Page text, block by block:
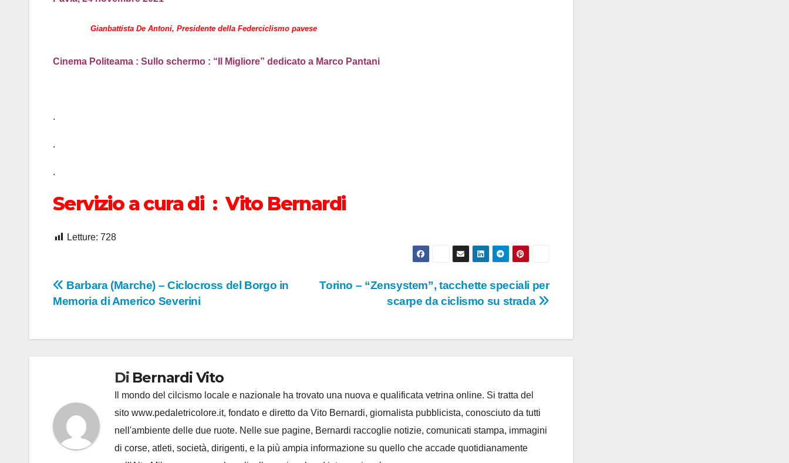
Gianbattista De Antoni, Presidente della Federciclismo pavese
Cinema Politeama : Sullo schermo : “Il Migliore” dedicato a Marco Pantani
.
.
.
Servizio a cura di : Vito Bernardi
Letture: 728
Navigazione
Torino – “Zensystem”, tacchette speciali per
scarpe da ciclismo su strada
Barbara (Marche) – Ciclocross del Borgo in
Memoria di Americo Severini
Di Bernardi Vito
Il mondo del cilcismo locale e nazionale ha trovato una nuova e qualificata vetrina online. Si tratta del
sito www.pedaletricolore.it, fondato e diretto da Vito Bernardi, giornalista pubblicista, conosciuto da tutti
nell'ambiente delle due ruote. Nelle sue pagine, Bernardi raccoglie notizie, comunicati stampa, immagini
di corse, atleti, società, dirigenti, e la più ampia informazione su quello che accade quotidianamente